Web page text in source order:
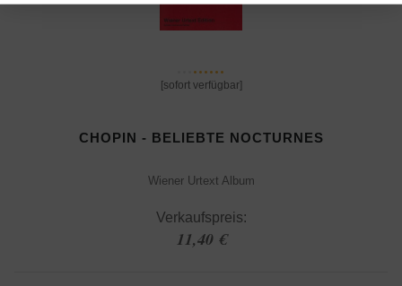
[sofort verfügbar]
CHOPIN - BELIEBTE NOCTURNES
Wiener Urtext Album
Verkaufspreis:
11,40 €